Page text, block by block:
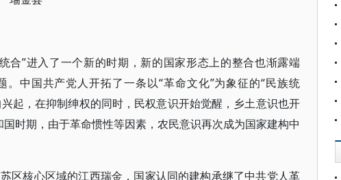
合”进入了一个新的时期，新的国家形态上的整合也渐露端
。中国共产党人开拓了一条以“革命文化”为象征的“民族统
起，在抑制绅权的同时，民权意识开始觉醒，乡土意识也开
国时期，由于革命惯性等因素，农民意识再次成为国家建构中
区核心区域的江西瑞金，国家认同的建构承继了中共党人革